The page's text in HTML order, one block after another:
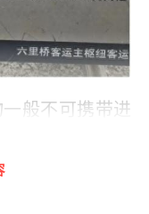
般不可携带进
一圈：打过